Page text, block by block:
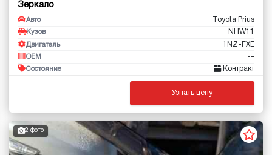
Зеркало
Авто Toyota Prius
Кузов NHW11
Двигатель 1NZ-FXE
OEM --
Состояние Контракт
Узнать цену
2 фото